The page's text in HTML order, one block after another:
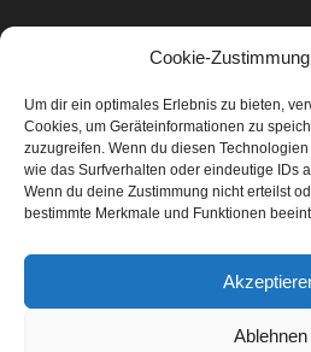
Cookie-
Um dir ein optimales Erlebnis zu bieten,
Cookies, um Geräteinformationen zu
zuzugreifen. Wenn du diesen
wie das Surfverhalten oder eindeutige IDs
Wenn du deine Zustimmung nicht erteilst
bestimmte Merkmale und Funktionen
Ablehnen
Events & Success
Breaking News
Aktuelles
Featured Article
Karriere